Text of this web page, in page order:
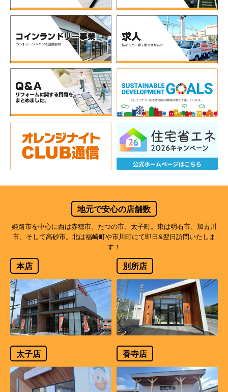
地元で安心の店舗数
姫路市を中心に西は赤穂市、たつの市、太子町。東は明石市、加古川
市、そして高砂市。北は福崎町や市川町にて即日&翌日訪問いたしま
す！
本店 別所店
太子店 香寺店